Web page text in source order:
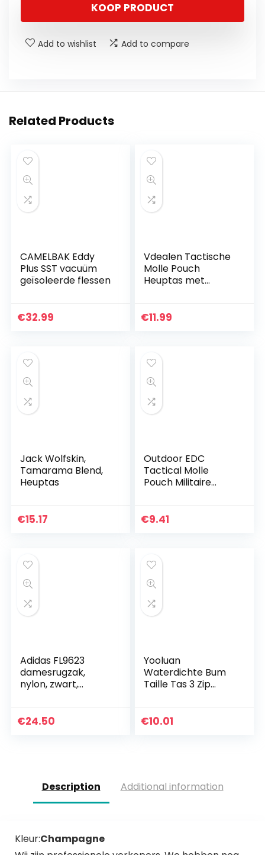
KOOP PRODUCT
Add to wishlist Add to compare
Related Products
CAMELBAK Eddy
Plus SST vacuüm
geïsoleerde flessen
€32.99
Vdealen Tactische
Molle Pouch
Heuptas met
€11.99
Jack Wolfskin,
Tamarama Blend,
Heuptas
€15.17
Outdoor EDC
Tactical Molle
Pouch Militaire
Houder Pakket
€9.41
Adidas FL9623
damesrugzak,
nylon, zwart,
€24.50
Yooluan
Waterdichte Bum
Taille Tas 3 Zip
Sport Bum Bag
€10.01
Description Additional information
Kleur:Champagne